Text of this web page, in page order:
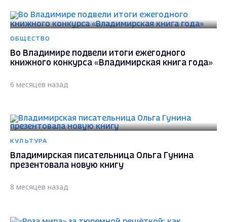
ОБЩЕСТВО
Во Владимире подвели итоги ежегодного
книжного конкурса «Владимирская книга года»
6 месяцев назад
КУЛЬТУРА
Владимирская писательница Ольга Гунина
презентовала новую книгу
8 месяцев назад